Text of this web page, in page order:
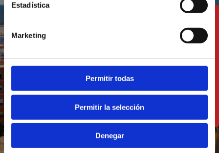
Estadística
Marketing
Permitir todas
Permitir la selección
Denegar
Tradition und
Moderne Hand in
Hand gehen
ENTDECKEN SIE DIE REGION